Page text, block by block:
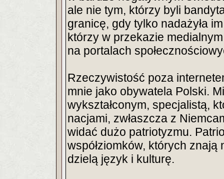
ale nie tym, którzy byli
granicę, gdy tylko nadażyła
którzy w przekazie
na portalach
Rzeczywistość poza
mnie jako obywatela Polski.
wykształconym, specjalistą,
nacjami, zwłaszcza z
widać dużo patriotyzmu.
współziomków, których
dzielą język i kulturę.